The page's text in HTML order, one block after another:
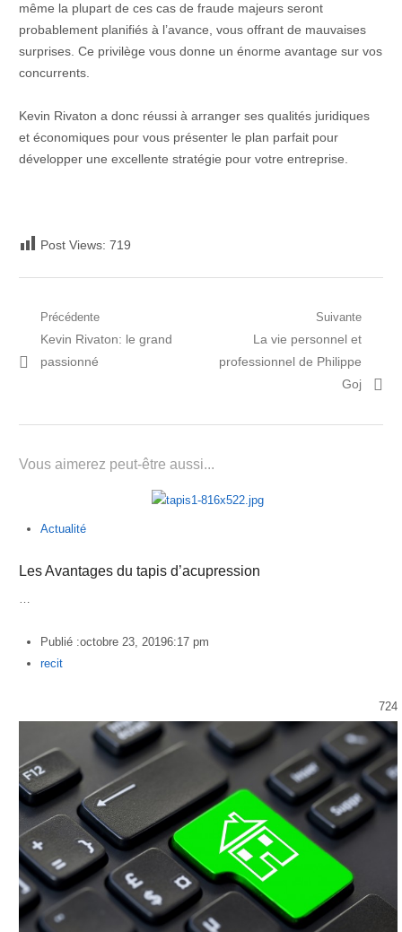
même la plupart de ces cas de fraude majeurs seront
probablement planifiés à l’avance, vous offrant de mauvaises
surprises. Ce privilège vous donne un énorme avantage sur vos
concurrents.
Kevin Rivaton a donc réussi à arranger ses qualités juridiques
et économiques pour vous présenter le plan parfait pour
développer une excellente stratégie pour votre entreprise.
Post Views: 719
Navigation
de
Précédente
Post
précédent:
Kevin Rivaton: le grand
passionné
Suivante
Prochain
article:
La vie personnel et
professionnel de Philippe
Goj
Vous aimerez peut-être aussi...
Actualité
Les Avantages du tapis d’acupression
…
Publié :octobre 23, 20196:17 pm
Author
recit
724